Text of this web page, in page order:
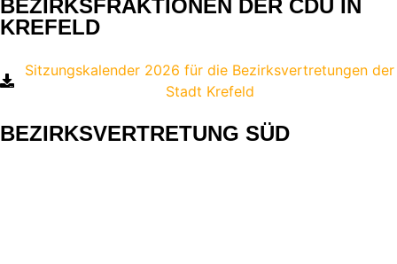
BEZIRKSFRAKTIONEN DER CDU IN
KREFELD
Sitzungskalender 2026 für die Bezirksvertretungen der
Stadt Krefeld
BEZIRKSVERTRETUNG SÜD